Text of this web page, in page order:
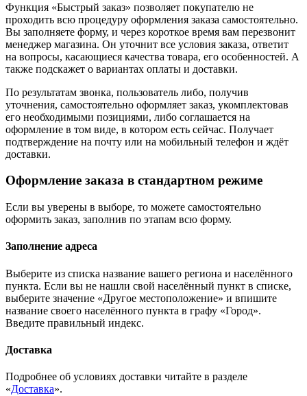
Функция «Быстрый заказ» позволяет покупателю не
проходить всю процедуру оформления заказа самостоятельно.
Вы заполняете форму, и через короткое время вам перезвонит
менеджер магазина. Он уточнит все условия заказа, ответит
на вопросы, касающиеся качества товара, его особенностей. А
также подскажет о вариантах оплаты и доставки.
По результатам звонка, пользователь либо, получив
уточнения, самостоятельно оформляет заказ, укомплектовав
его необходимыми позициями, либо соглашается на
оформление в том виде, в котором есть сейчас. Получает
подтверждение на почту или на мобильный телефон и ждёт
доставки.
Оформление заказа в стандартном режиме
Если вы уверены в выборе, то можете самостоятельно
оформить заказ, заполнив по этапам всю форму.
Заполнение адреса
Выберите из списка название вашего региона и населённого
пункта. Если вы не нашли свой населённый пункт в списке,
выберите значение «Другое местоположение» и впишите
название своего населённого пункта в графу «Город».
Введите правильный индекс.
Доставка
Подробнее об условиях доставки читайте в разделе
«Доставка».